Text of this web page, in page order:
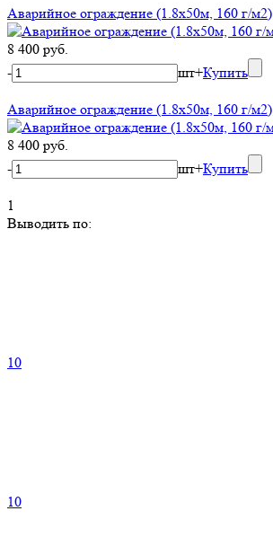
Аварийное ограждение (1.8х50м, 160 г/м2)
8 400 руб.
-
шт+Купить
Аварийное ограждение (1.8х50м, 160 г/м2)
8 400 руб.
-
шт+Купить
1
Выводить по:
10
10